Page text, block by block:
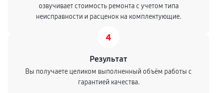
озвучивает стоимость ремонта с учетом типа
неисправности и расценок на комплектующие.
4
Результат
Вы получаете целиком выполненный объём работы с
гарантией качества.